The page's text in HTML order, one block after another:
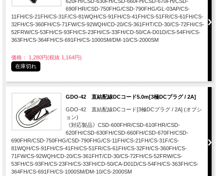
690FHR/CSD-750FHG/CSD-790FHG/GL-03AP/CS-
11FH/CS-21FH/CS-31F/CS-81WQH/CS-91FH/CS-41FH/CS-51FR/CS-61FH/CS-
32FH/CS-360FH/CS-71FW/CS-92WQH/CD-20/CS-361FHT/CD-30/CS-72FH/CS-
52FRW/CS-53FH/CS-93FH/CS-23FH/CS-33FH/CD-50/CA-D01D/CS-54FH/CS-
363FH/CS-364FH/CS-691FH/CS-1000SM/DM-10/CS-2000SM
価格： 1,280円(税抜 1,164円)
在庫切れ
GDO-42 直結配線DCコード5.0m[3極DCプラグ / 2A]
GDO-42 直結配線DCコード[3極DCプラグ / 2A] (オプシ
ョン)
《対応製品》CSD-600FHR/CSD-610FHR/CSD-
620FH/CSD-630FH/CSD-660FH/CSD-670FH/CSD-
690FHR/CSD-750FHG/CSD-790FHG/CS-11FH/CS-21FH/CS-31F/CS-
81WQH/CS-91FH/CS-41FH/CS-51FR/CS-61FH/CS-32FH/CS-360FH/CS-
71FW/CS-92WQH/CD-20/CS-361FHT/CD-30/CS-72FH/CS-52FRW/CS-
53FH/CS-93FH/CS-23FH/CS-33FH/CD-50/CA-D01D/CS-54FH/CS-363FH/CS-
364FH/CS-691FH/CS-1000SM/DM-10/CS-2000SM